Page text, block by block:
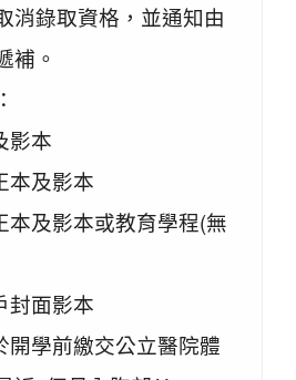
消錄取資格，並通知由
補。
影本
本及影本
本及影本或教育學程(無
封面影本
開學前繳交公立醫院體